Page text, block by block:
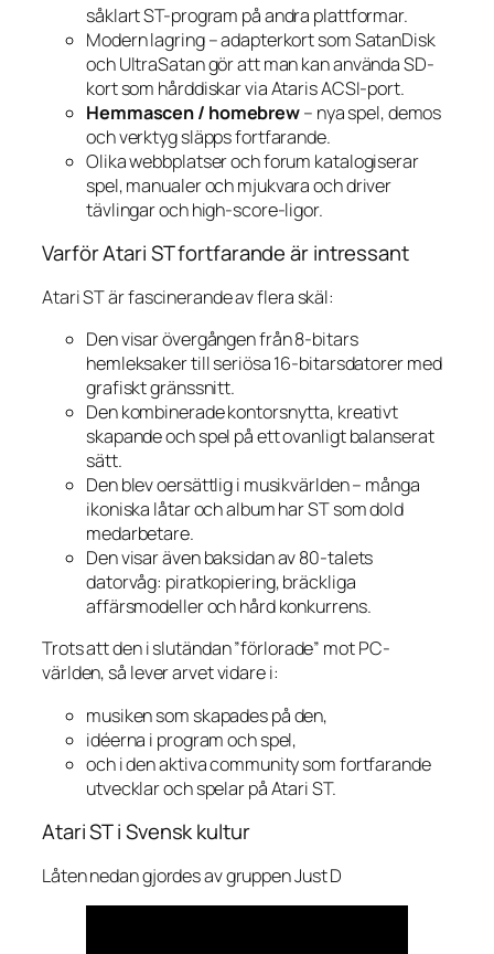
såklart ST-program på andra plattformar.
Modern lagring – adapterkort som SatanDisk
och UltraSatan gör att man kan använda SD-
kort som hårddiskar via Ataris ACSI-port.
Hemmascen / homebrew– nya spel, demos
och verktyg släpps fortfarande.
Olika webbplatser och forum katalogiserar
spel, manualer och mjukvara och driver
tävlingar och high-score-ligor.
Varför Atari ST fortfarande är intressant
Atari ST är fascinerande av flera skäl:
Den visar övergången från 8-bitars
hemleksaker till seriösa 16-bitarsdatorer med
grafiskt gränssnitt.
Den kombinerade kontorsnytta, kreativt
skapande och spel på ett ovanligt balanserat
sätt.
Den blev oersättlig i musikvärlden – många
ikoniska låtar och album har ST som dold
medarbetare.
Den visar även baksidan av 80-talets
datorvåg: piratkopiering, bräckliga
affärsmodeller och hård konkurrens.
Trots att den i slutändan ”förlorade” mot PC-
världen, så lever arvet vidare i:
musiken som skapades på den,
idéerna i program och spel,
och i den aktiva community som fortfarande
utvecklar och spelar på Atari ST.
Atari ST i Svensk kultur
Låten nedan gjordes av gruppen Just D